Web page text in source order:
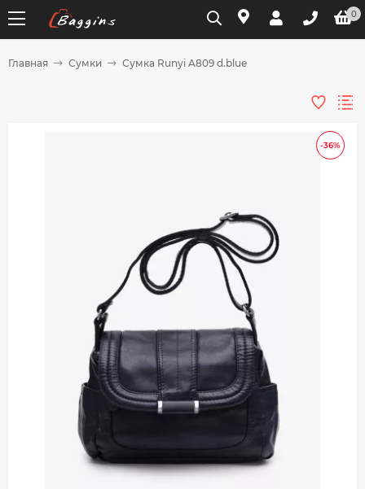
0
Главная Сумки Сумка Runyi A809 d.blue
-36%
График платежей
Добавляйте товары
в корзину
Оплачивайте сегодня только